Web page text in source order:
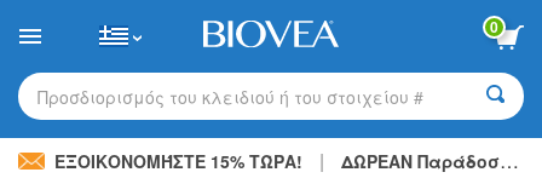
note:
website
includes
accessibility
system.
0
Προσδιορισμός του κλειδιού ή του στοιχείου #
ΕΞΟΙΚΟΝΟΜΉΣΤΕ 15% ΤΏΡΑ! | ΔΩΡΕΑΝ Παράδοση